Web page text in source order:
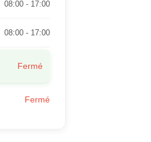
08:00 - 17:00
08:00 - 17:00
Fermé
Fermé